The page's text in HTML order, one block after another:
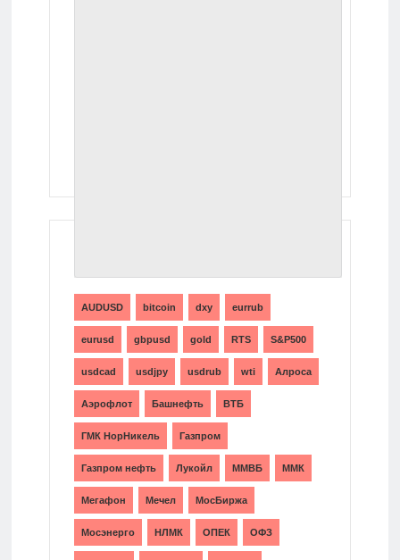
AUDUSD bitcoin dxy eurrub
eurusd gbpusd gold RTS S&P500
usdcad usdjpy usdrub wti Алроса
Аэрофлот Башнефть ВТБ
ГМК НорНикель Газпром
Газпром нефть Лукойл ММВБ ММК
Мегафон Мечел МосБиржа
Мосэнерго НЛМК ОПЕК ОФЗ